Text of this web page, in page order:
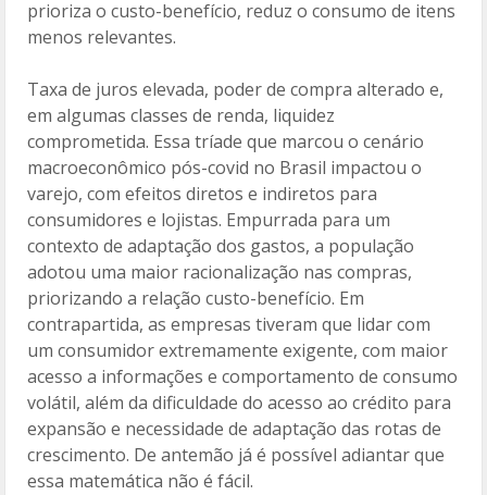
o
k h
ar
prioriza o custo-benefício, reduz o consumo de itens
menos relevantes.
Taxa de juros elevada, poder de compra alterado e,
em algumas classes de renda, liquidez
comprometida. Essa tríade que marcou o cenário
macroeconômico pós-covid no Brasil impactou o
varejo, com efeitos diretos e indiretos para
consumidores e lojistas. Empurrada para um
contexto de adaptação dos gastos, a população
adotou uma maior racionalização nas compras,
priorizando a relação custo-benefício. Em
contrapartida, as empresas tiveram que lidar com
um consumidor extremamente exigente, com maior
acesso a informações e comportamento de consumo
volátil, além da dificuldade do acesso ao crédito para
expansão e necessidade de adaptação das rotas de
crescimento. De antemão já é possível adiantar que
essa matemática não é fácil.